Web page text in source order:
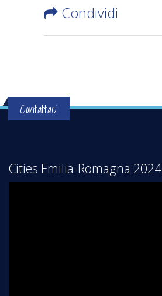
Condividi
Contattaci
Cities Emilia-Romagna 2024